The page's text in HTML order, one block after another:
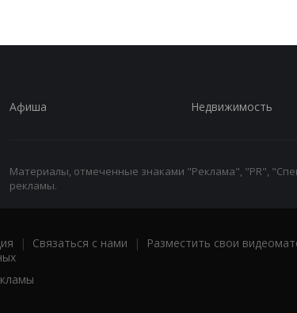
Афиша Недвижимость
Материалы, отмеченные знаками "Реклама", "PR",
рекламы.
| Связаться с нами | Разместить свои